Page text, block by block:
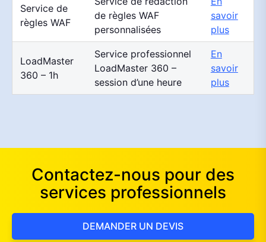
Service de
règles WAF
de règles WAF
personnalisées
savoir
plus
LoadMaster
360 – 1h
Service professionnel
LoadMaster 360 –
session d’une heure
En
savoir
plus
Contactez-nous pour des
services professionnels
DEMANDER UN DEVIS